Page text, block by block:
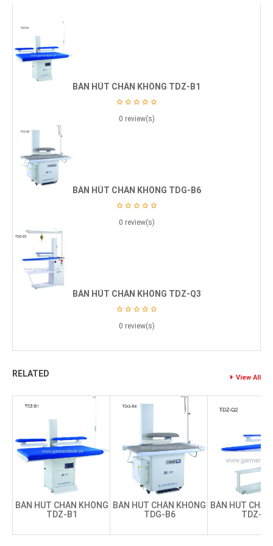
BÀN HÚT CHÂN KHÔNG TDZ-B1
0 review(s)
BÀN HÚT CHÂN KHÔNG TDG-B6
0 review(s)
BÀN HÚT CHÂN KHÔNG TDZ-Q3
0 review(s)
RELATED View All
BÀN HÚT CHÂN KHÔNG
TDZ-B1
BÀN HÚT CHÂN KHÔNG
TDG-B6
BÀN HÚT
TDZ-Q2